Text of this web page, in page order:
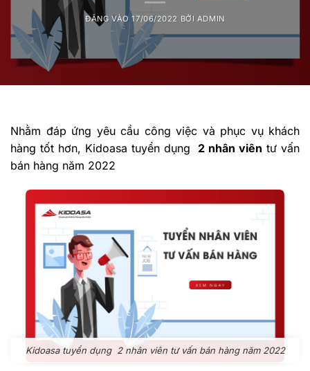
ĐĂNG VÀO17/06/2022 BỞI ADMIN
Nhằm đáp ứng yêu cầu công việc và phục vụ khách
hàng tốt hơn, Kidoasa tuyển dụng
2 nhân viên tư vấn
bán hàng năm 2022
Kidoasa tuyển dụng 2 nhân viên tư vấn bán hàng năm 2022